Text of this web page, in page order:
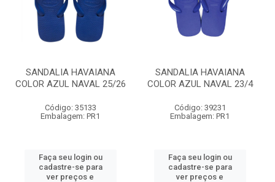
SANDALIA HAVAIANA
COLOR AZUL NAVAL 25/26
Código: 35133
Embalagem: PR1
Faça seu login ou
cadastre-se para
ver preços e
SANDALIA HAVAIANA
COLOR AZUL NAVAL 23/4
Código: 39231
Embalagem: PR1
Faça seu login ou
cadastre-se para
ver preços e